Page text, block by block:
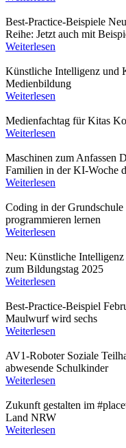
Best-Practice-Beispiele
Reihe: Jetzt auch mit
Weiterlesen
Künstliche Intelligenz und
Medienbildung
Weiterlesen
Medienfachtag für Kitas
Weiterlesen
Maschinen zum Anfassen
Familien in der KI-Woche
Weiterlesen
Coding in der Grundschule
programmieren lernen
Weiterlesen
Neu: Künstliche
zum Bildungstag 2025
Weiterlesen
Best-Practice-Beispiel
Maulwurf wird sechs
Weiterlesen
AV1-Roboter Soziale
abwesende Schulkinder
Weiterlesen
Zukunft gestalten im
Land NRW
Weiterlesen